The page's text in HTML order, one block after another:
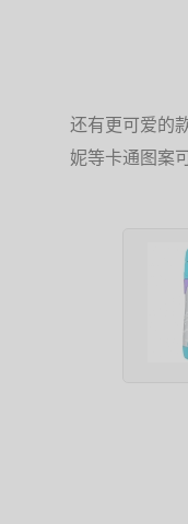
还有更可爱的
妮等卡通图案